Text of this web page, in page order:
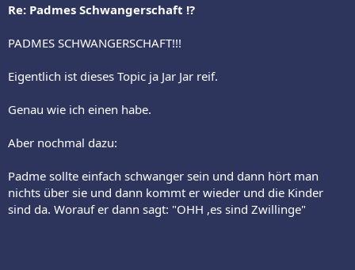
Re: Padmes Schwangerschaft !?
PADMES SCHWANGERSCHAFT!!!
Eigentlich ist dieses Topic ja Jar Jar reif.
Genau wie ich einen habe.
Aber nochmal dazu:
Padme sollte einfach schwanger sein und dann hört man
nichts über sie und dann kommt er wieder und die Kinder
sind da. Worauf er dann sagt: "OHH ,es sind Zwillinge"